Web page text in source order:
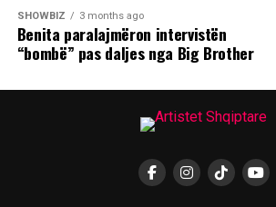
SHOWBIZ 3 months ago
Benita paralajmëron intervistën
“bombë” pas daljes nga Big Brother